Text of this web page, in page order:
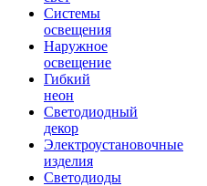
Системы
освещения
Наружное
освещение
Гибкий
неон
Светодиодный
декор
Электроустановочные
изделия
Светодиоды